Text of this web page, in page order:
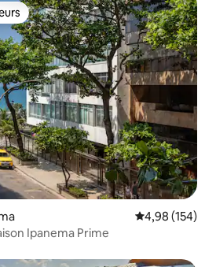
Évaluation
4,98 (154)
Ipanema Prime